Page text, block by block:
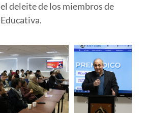
deleite de los miembros de